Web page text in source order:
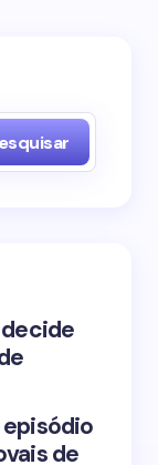
decide
de